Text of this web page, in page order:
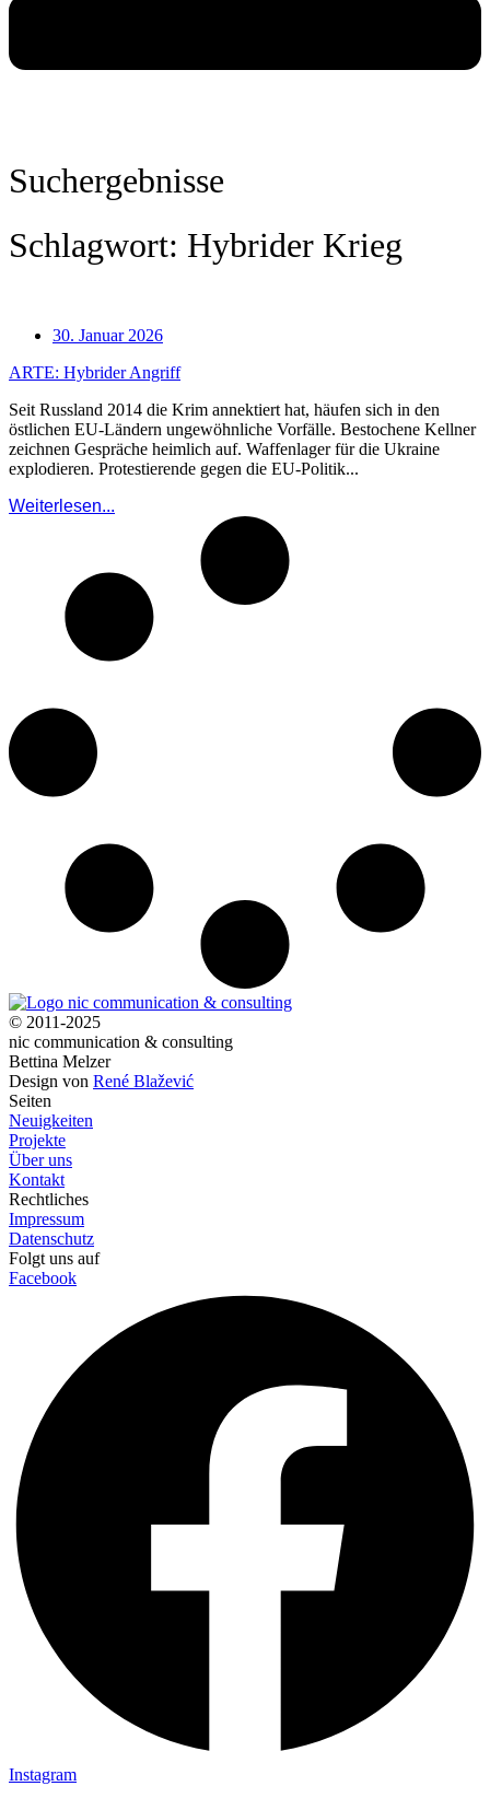
Suchergebnisse
Schlagwort: Hybrider Krieg
30. Januar 2026
ARTE: Hybrider Angriff
Seit Russland 2014 die Krim annektiert hat, häufen sich in den
östlichen EU-Ländern ungewöhnliche Vorfälle. Bestochene Kellner
zeichnen Gespräche heimlich auf. Waffenlager für die Ukraine
explodieren. Protestierende gegen die EU-Politik...
Weiterlesen...
© 2011-2025
nic communication & consulting
Bettina Melzer
Design von René Blažević
Seiten
Neuigkeiten
Projekte
Über uns
Kontakt
Rechtliches
Impressum
Datenschutz
Folgt uns auf
Facebook
Instagram